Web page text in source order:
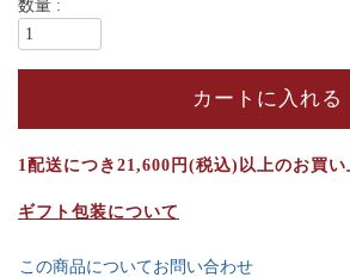
カートに入れる
1配送につき21,600円(税込)以上のお買
ギフト包装について
この商品についてお問い合わせ